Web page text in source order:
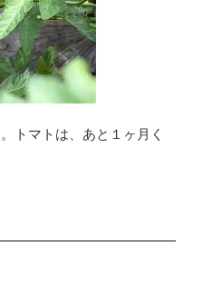
トマトは、あと１ヶ月く